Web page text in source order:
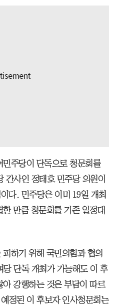
주당이 단독으로 청문회를
간사인 정태호 민주당 의원이
다. 민주당은 이미 19일 개최
만큼 청문회를 기존 일정대
하기 위해 국민의힘과 협의
단독 개최가 가능해도 이 후
강행하는 것은 부담이 따르
정된 이 후보자 인사청문회는